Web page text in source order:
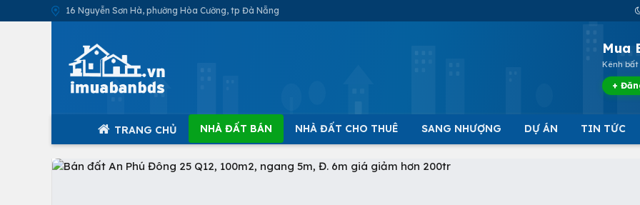
16 Nguyễn Sơn Hà, phường Hòa Cường, tp Đà Nẵng
Mua
Kênh
+
TRANG CHỦ NHÀ ĐẤT BÁN NHÀ ĐẤT CHO THUÊ SANG NHƯỢNG DỰ ÁN TIN TỨC